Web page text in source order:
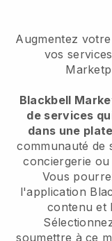
Augmentez
vos
Blackbell
de services
dans une plate
communauté de
conciergerie
Vous
l'application
contenu et
soumettre à ce